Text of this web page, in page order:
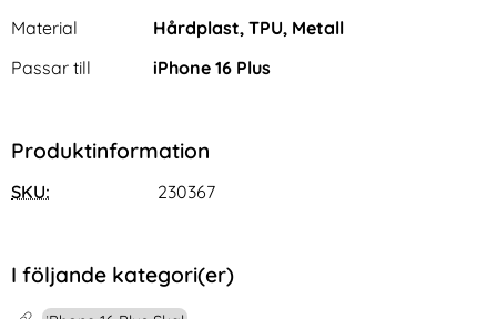
Material
Hårdplast, TPU, Metall
Passar till
iPhone 16 Plus
Produktinformation
SKU: 230367
I följande kategori(er)